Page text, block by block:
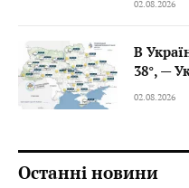
02.08.2026
В
38°, —
02.08.2026
Останні новини